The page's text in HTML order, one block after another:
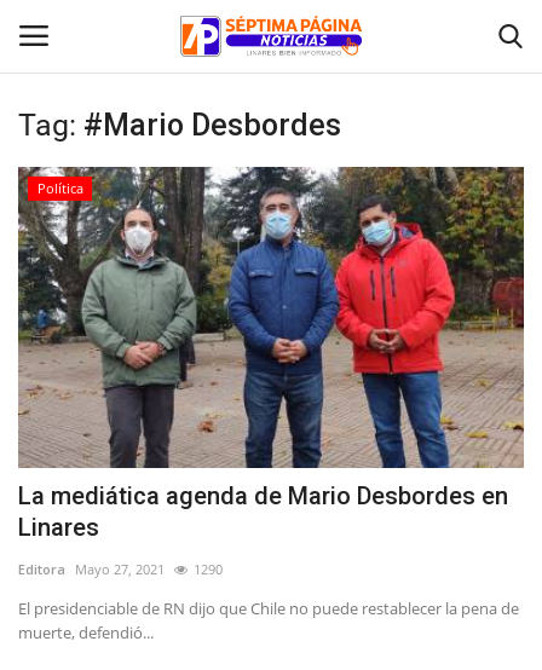
Inicio
Crónica
Policial
Tribunales
Deporte
Política
Espectáculos
Tag: #Mario Desbordes
Política
La mediática agenda de Mario Desbordes en
Linares
Editora Mayo 27, 2021 1290
El presidenciable de RN dijo que Chile no puede restablecer la pena de
muerte, defendió...